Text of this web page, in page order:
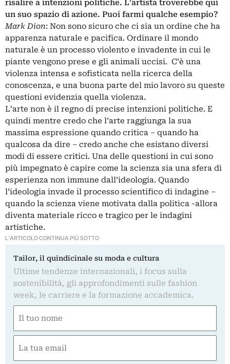
risalire a intenzioni politiche. L’artista troverebbe qui
un suo spazio di azione. Puoi farmi qualche esempio?
Mark Dion: Non sono sicuro che ci sia un ordine che ha
apparenza naturale e pacifica. Ordinare il mondo
naturale è un processo violento e invadente in cui le
piante vengono prese e gli animali uccisi. C’è una
violenza intensa e sofisticata nella ricerca della
conoscenza, e una buona parte del mio lavoro su queste
questioni evidenzia quella violenza.
L’arte non è il regno di precise intenzioni politiche. E
quindi mentre credo che l’arte raggiunga la sua
massima espressione quando critica – quando ha
qualcosa da dire – credo anche che esistano diversi
modi di essere critici. Una delle questioni in cui sono
più impegnato è capire come la scienza sia una sfera di
esperienza non immune dall’ideologia. Quando
l’ideologia invade il processo scientifico di indagine –
quando la scienza viene motivata dalla politica -allora
diventa materiale ricco e tragico per le indagini
artistiche.
L'ARTICOLO CONTINUA PIÙ SOTTO
Tailor, il quindicinale su moda e cultura
Ultime tendenze internazionali, i focus sulla
sostenibilità, gli approfondimenti sulle fashion
week, le carriere e la formazione accademica.
(Required)
First
(Required)